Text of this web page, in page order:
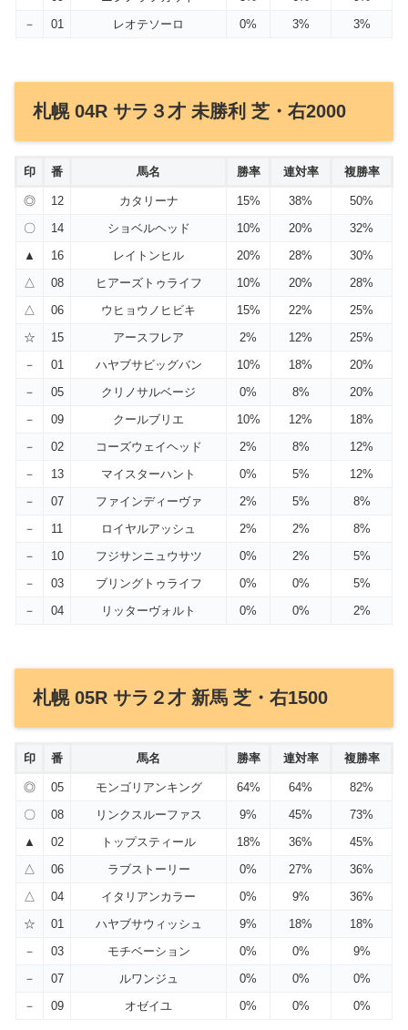
－
01 レオテソーロ 0% 3% 3%
札幌 04R サラ３才 未勝利 芝・右2000
印 番 馬名 勝率 連対率 複勝率
◎ 12 カタリーナ 15% 38%
50%
〇
14 ショベルヘッド 10% 20%
32%
▲
16 レイトンヒル 20% 28%
30%
△
08 ヒアーズトゥライフ 10% 20%
28%
△
06 ウヒョウノヒビキ 15% 22%
25%
☆
15 アースフレア 2% 12%
25%
－
01 ハヤブサビッグバン 10% 18%
20%
－
05 クリノサルベージ 0% 8%
20%
－
09 クールブリエ 10% 12%
18%
－
02 コーズウェイヘッド 2% 8%
12%
－
13 マイスターハント 0% 5%
12%
－
07 ファインディーヴァ 2% 5%
8%
－
11 ロイヤルアッシュ 2% 2%
8%
－
10 フジサンニュウサツ 0% 2%
5%
－
03 ブリングトゥライフ 0% 0%
5%
－
04 リッターヴォルト 0% 0% 2%
札幌 05R サラ２才 新馬 芝・右1500
印 番 馬名 勝率 連対率 複勝率
◎ 05 モンゴリアンキング 64% 64%
82%
〇
08 リンクスルーファス 9% 45%
73%
▲
02 トップスティール 18% 36%
45%
△
06 ラブストーリー 0% 27%
36%
△
04 イタリアンカラー 0% 9%
36%
☆
01 ハヤブサウィッシュ 9% 18%
18%
－
03 モチベーション 0% 0%
9%
－
07 ルワンジュ 0% 0%
0%
－
09 オゼイユ 0% 0% 0%